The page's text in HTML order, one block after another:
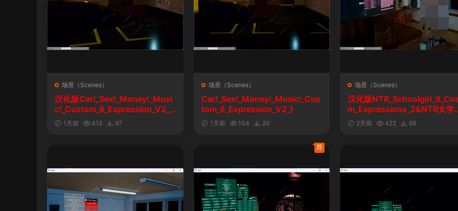
场景（Scenes）
汉化版Car!_Sex!_Money!_Musi
c!_Custom_8_Expression_V2_1
&车！性！钱！音乐！自定义表情
1天前 415 97
场景（Scenes）
Car!_Sex!_Money!_Music!_Cus
tom_8_Expression_V2_1
1天前 104 20
场景（Scenes）
汉化版
m_Expressions_2&NTR女学
自定义表情
2天前 422 68
荐